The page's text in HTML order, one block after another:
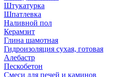
Штукатурка
Шпатлевка
Наливной пол
Керамзит
Глина шамотная
Гидроизоляция сухая, готовая
Алебастр
Пескобетон
Смеси для печей и каминов